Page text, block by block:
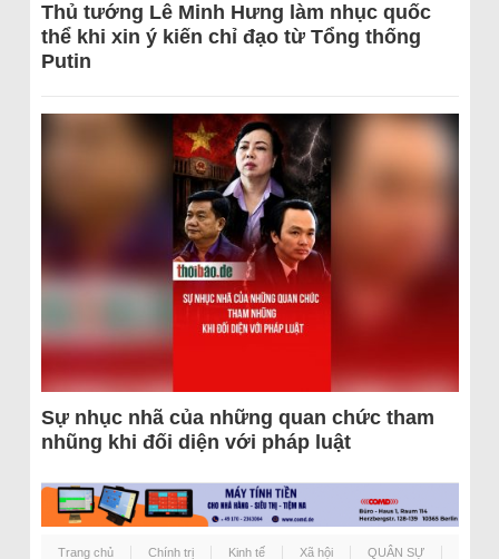
Thủ tướng Lê Minh Hưng làm nhục quốc
thể khi xin ý kiến chỉ đạo từ Tổng thống
Putin
Sự nhục nhã của những quan chức tham
nhũng khi đối diện với pháp luật
Trang chủ Chính trị Kinh tế Xã hội QUÂN SỰ